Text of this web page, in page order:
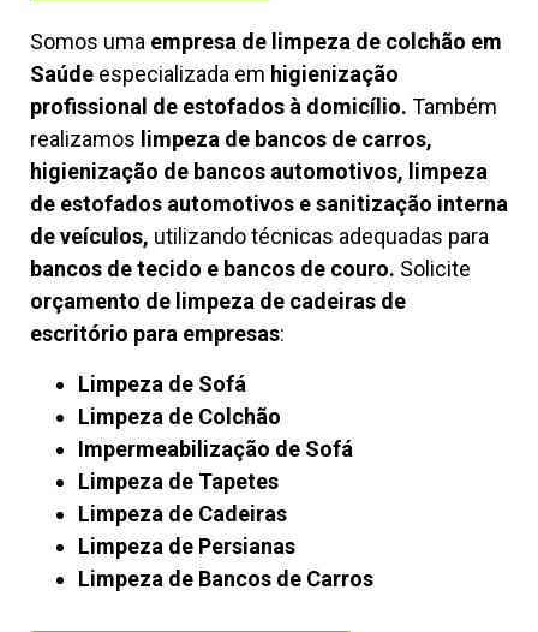
Somos uma empresa de limpeza de colchão em
Saúde especializada em higienização
profissional de estofados à domicílio. Também
realizamos limpeza de bancos de carros,
higienização de bancos automotivos, limpeza
de estofados automotivos e sanitização interna
de veículos, utilizando técnicas adequadas para
bancos de tecido e bancos de couro. Solicite
orçamento de limpeza de cadeiras de
escritório para empresas:
Limpeza de Sofá
Limpeza de Colchão
Impermeabilização de Sofá
Limpeza de Tapetes
Limpeza de Cadeiras
Limpeza de Persianas
Limpeza de Bancos de Carros